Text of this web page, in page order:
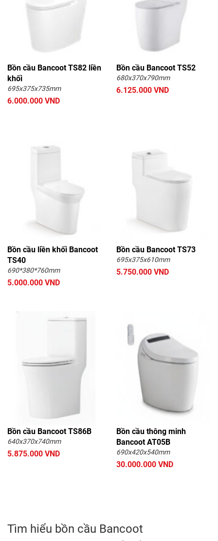
Bồn cầu Bancoot TS82 liền
khối
695x375x735mm
6.000.000 VND
Bồn cầu Bancoot TS52
680x370x790mm
6.125.000 VND
Bồn cầu liền khối Bancoot
TS40
690*380*760mm
5.000.000 VND
Bồn cầu Bancoot TS73
695x375x610mm
5.750.000 VND
Bồn cầu Bancoot TS86B
640x370x740mm
5.875.000 VND
Bồn cầu thông minh
Bancoot AT05B
690x420x540mm
30.000.000 VND
Tìm hiểu bồn cầu Bancoot